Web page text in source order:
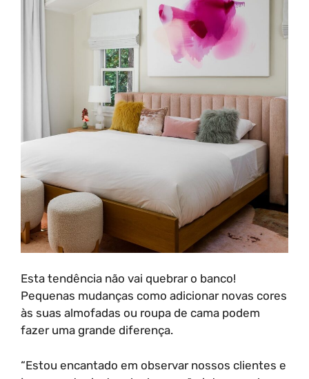
Esta tendência não vai quebrar o banco!
Pequenas mudanças como adicionar novas cores
às suas almofadas ou roupa de cama podem
fazer uma grande diferença.
“Estou encantado em observar nossos clientes e